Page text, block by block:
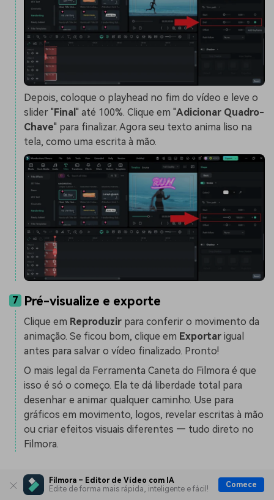
Filmora – Editor de Vídeo com IA
Edite de forma mais rápida, inteligente e fácil!
Comece
Depois, coloque o playhead no fim do vídeo e leve o
slider "Final " até 100%. Clique em "Adicionar Quadro-
Chave" para finalizar. Agora seu texto anima liso na
tela, como uma escrita à mão.
7 Pré-visualize e exporte
Clique em Reproduzir para conferir o movimento da
animação. Se ficou bom, clique em Exportar igual
antes para salvar o vídeo finalizado. Pronto!
O mais legal da Ferramenta Caneta do Filmora é que
isso é só o começo. Ela te dá liberdade total para
desenhar e animar qualquer caminho. Use para
gráficos em movimento, logos, revelar escritas à mão
ou criar efeitos visuais diferentes — tudo direto no
Filmora.
Por que o Filmora facilita